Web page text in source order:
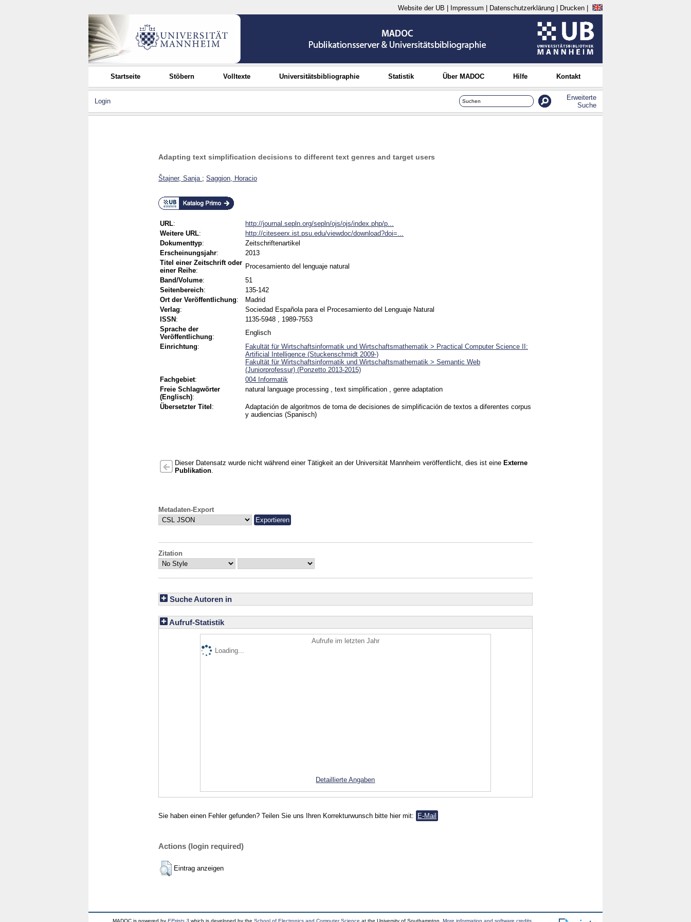
Website der UB Impressum Datenschutzerklärung Drucken
Startseite Stöbern Volltexte Universitätsbibliographie Statistik Über MADOC Hilfe Kontakt
Login
Erweiterte
Suche
Adapting text simplification decisions to different text genres and target users
Štajner, Sanja ; Saggion, Horacio
URL:
http://journal.sepln.org/sepln/ojs/ojs/index.php/p...
Weitere URL:
http://citeseerx.ist.psu.edu/viewdoc/download?doi=...
Dokumenttyp:
Zeitschriftenartikel
Erscheinungsjahr:
2013
Titel einer Zeitschrift oder
einer Reihe:
Procesamiento del lenguaje natural
Band/Volume:
51
Seitenbereich:
135-142
Ort der Veröffentlichung:
Madrid
Verlag:
Sociedad Española para el Procesamiento del Lenguaje Natural
ISSN :
1135-5948 , 1989-7553
Sprache der
Veröffentlichung:
Englisch
Einrichtung:
Fakultät für Wirtschaftsinformatik und Wirtschaftsmathematik > Practical Computer Science II:
Artificial Intelligence (Stuckenschmidt 2009-)
Fakultät für Wirtschaftsinformatik und Wirtschaftsmathematik > Semantic Web
(Juniorprofessur) (Ponzetto 2013-2015)
Fachgebiet:
004 Informatik
Freie Schlagwörter
(Englisch):
natural language processing , text simplification , genre adaptation
Übersetzter Titel :
Adaptación de algoritmos de toma de decisiones de simplificación de textos a diferentes corpus
y audiencias (Spanisch)
Dieser Datensatz wurde nicht während einer Tätigkeit an der Universität Mannheim veröffentlicht, dies ist eine Externe
Publikation
Metadaten-Export
Zitation
Suche Autoren in
Aufruf-Statistik
Aufrufe im letzten Jahr
Loading...
Detaillierte Angaben
Sie haben einen Fehler gefunden? Teilen Sie uns Ihren Korrekturwunsch bitte hier mit: E-Mail
Actions (login required)
Eintrag anzeigen
MADOC is powered byEPrints 3 which is developed by theSchool of Electronics and Computer Science at the University of Southampton.More information and software credits